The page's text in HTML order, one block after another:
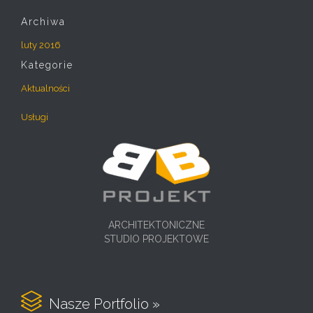
Archiwa
luty 2016
Kategorie
Aktualności
Usługi
ARCHITEKTONICZNE
STUDIO PROJEKTOWE
 Nasze Portfolio »